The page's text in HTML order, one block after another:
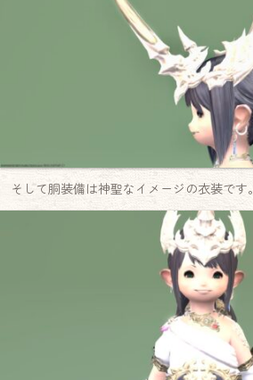
そして胴装備は神聖なイメージの衣装です。